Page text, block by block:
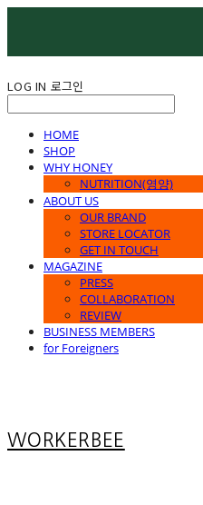
LOG IN 로그인
HOME
SHOP
WHY HONEY
NUTRITION(영양)
ABOUT US
OUR BRAND
STORE LOCATOR
GET IN TOUCH
MAGAZINE
PRESS
COLLABORATION
REVIEW
BUSINESS MEMBERS
for Foreigners
WORKERBEE